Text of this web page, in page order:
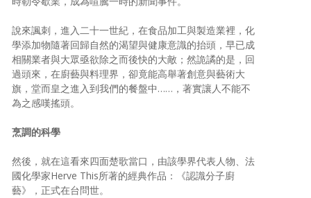
說來諷刺，進入二十一世紀，在食品加工與製造業裡，化
學添加物隨著回歸自然的渴望與健康意識的抬頭，早已成
相關業者與大眾亟欲除之而後快的大敵；然詭譎的是，回
過頭來，在廚藝與料理界，卻竟能高舉著創意與藝術大
旗，堂而皇之進入到我們的餐盤中……，著實讓人不能不
為之感嘆搖頭。
烹調的科學
然後，就在這看來四面楚歌當口，由該學界代表人物、法
國化學家Herve This所著的經典作品：《認識分子廚
藝》，正式在台問世。